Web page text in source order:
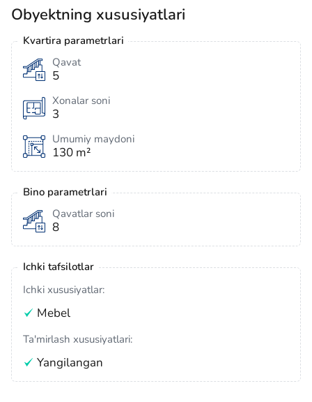
Obyektning xususiyatlari
Kvartira parametrlari
Qavat
5
Xonalar soni
3
Umumiy maydoni
130 m²
Bino parametrlari
Qavatlar soni
8
Ichki tafsilotlar
Ichki xususiyatlar:
Mebel
Ta'mirlash xususiyatlari:
Yangilangan